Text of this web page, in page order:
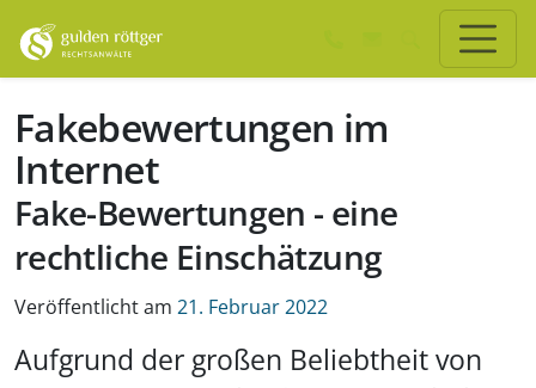
Fakebewertungen im
Internet
Fake-Bewertungen - eine
rechtliche Einschätzung
Veröffentlicht am 21. Februar 2022
Aufgrund der großen Beliebtheit von